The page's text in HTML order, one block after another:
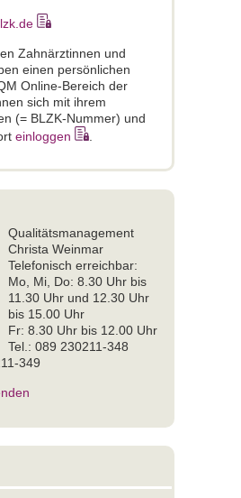
Zahnärztinnen und
einen persönlichen
Online-Bereich der
sich mit ihrem
(= BLZK-Nummer) und
einloggen
Qualitätsmanagement
Christa Weinmar
Telefonisch erreichbar:
Mo, Mi, Do: 8.30 Uhr bis
11.30 Uhr und 12.30 Uhr
bis 15.00 Uhr
Fr: 8.30 Uhr bis 12.00 Uhr
Tel.: 089 230211-348
349